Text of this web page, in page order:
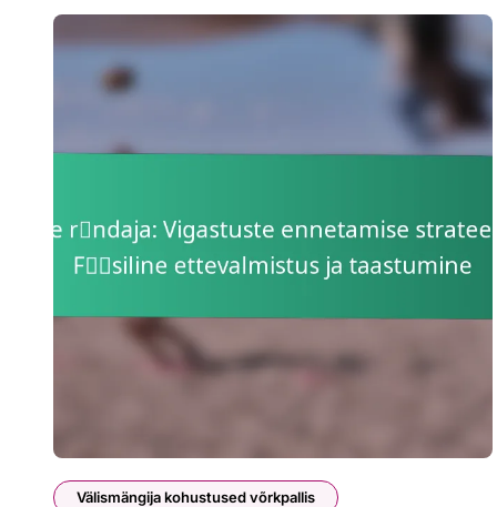
Välismängija kohustused võrkpallis